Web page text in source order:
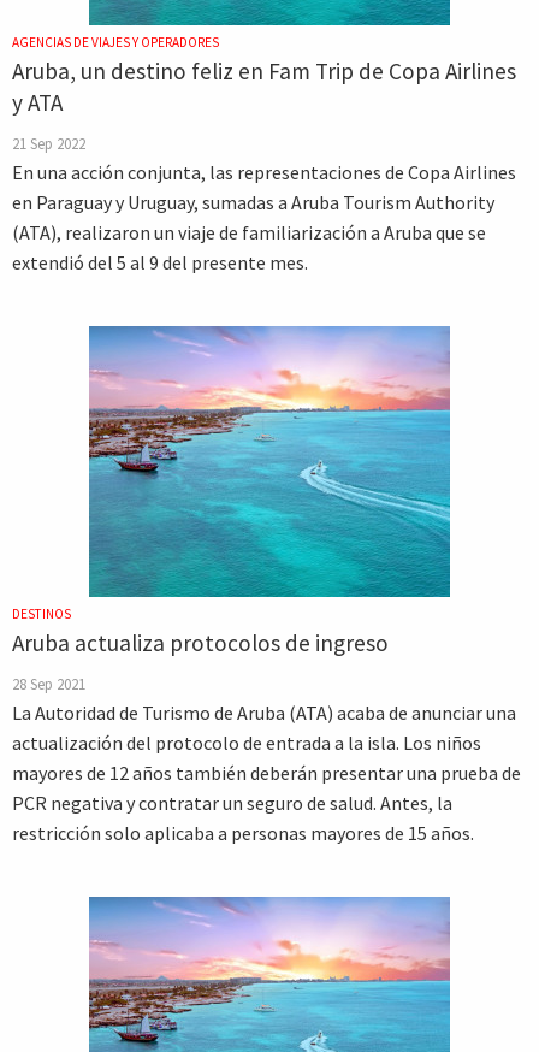
AGENCIAS DE VIAJES Y OPERADORES
Aruba, un destino feliz en Fam Trip de Copa Airlines
y ATA
21 Sep 2022
En una acción conjunta, las representaciones de Copa Airlines
en Paraguay y Uruguay, sumadas a Aruba Tourism Authority
(ATA), realizaron un viaje de familiarización a Aruba que se
extendió del 5 al 9 del presente mes.
DESTINOS
Aruba actualiza protocolos de ingreso
28 Sep 2021
La Autoridad de Turismo de Aruba (ATA) acaba de anunciar una
actualización del protocolo de entrada a la isla. Los niños
mayores de 12 años también deberán presentar una prueba de
PCR negativa y contratar un seguro de salud. Antes, la
restricción solo aplicaba a personas mayores de 15 años.